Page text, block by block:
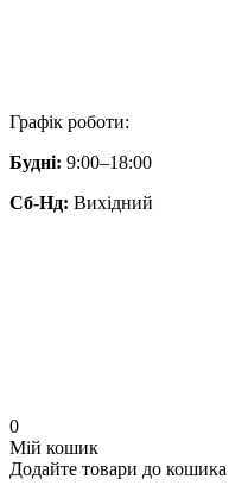
Графік роботи:
Будні: 9:00–18:00
Сб-Нд: Вихідний
0
Мій кошик
Додайте товари до кошика